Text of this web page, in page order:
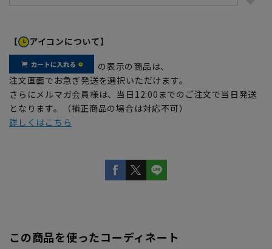
【 アイコンについて】
の表示の商品は、
注文画面でお急ぎ発送を選択いただけます。
さらにメルマガ会員様は、当日12:00までのご注文で当日発送
となります。（補正商品の場合は対応不可）
詳しくはこちら
この商品を使ったコーディネート